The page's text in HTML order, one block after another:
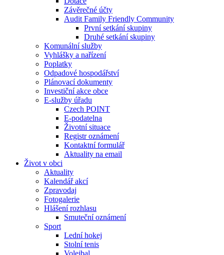
Závěrečné účty
Audit Family Friendly Community
První setkání skupiny
Druhé setkání skupiny
Komunální služby
Vyhlášky a nařízení
Poplatky
Odpadové hospodářství
Plánovací dokumenty
Investiční akce obce
E-služby úřadu
Czech POINT
E-podatelna
Životní situace
Registr oznámení
Kontaktní formulář
Aktuality na email
Život v obci
Aktuality
Kalendář akcí
Zpravodaj
Fotogalerie
Hlášení rozhlasu
Smuteční oznámení
Sport
Lední hokej
Stolní tenis
Volejbal